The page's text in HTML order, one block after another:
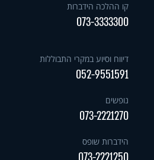
קו ההלכה הידברות
073-3333300
דיווח וסיוע במקרי התבוללות
052-9551591
נופשים
073-2221270
הידברות שופס